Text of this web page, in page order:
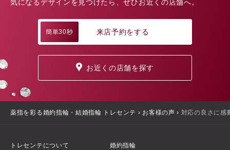
気になるデザインを見つけたら、ぜひお近くの店舗へ。
簡単30秒 来店予約をする
お近くの店舗を探す
薬指を彩る婚約指輪・結婚指輪 トレセンテ › お客様の声 › 対応の良さに感
トレセンテについて 婚約指輪